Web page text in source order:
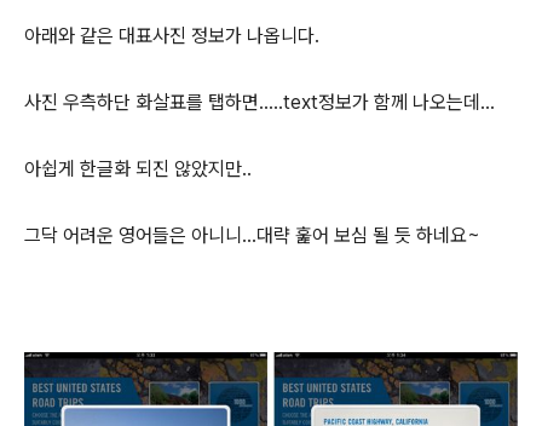
아래와 같은 대표사진 정보가 나옵니다.
사진 우측하단 화살표를 탭하면.....text정보가 함께 나오는데...
아쉽게 한글화 되진 않았지만..
그닥 어려운 영어들은 아니니...대략 훑어 보심 될 듯 하네요~